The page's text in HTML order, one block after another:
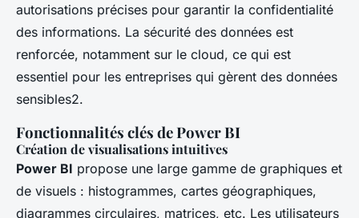
autorisations précises pour garantir la confidentialité
des informations. La sécurité des données est
renforcée, notamment sur le cloud, ce qui est
essentiel pour les entreprises qui gèrent des données
sensibles2.
Fonctionnalités clés de Power BI
Création de visualisations intuitives
Power BI propose une large gamme de graphiques et
de visuels : histogrammes, cartes géographiques,
diagrammes circulaires, matrices, etc. Les utilisateurs